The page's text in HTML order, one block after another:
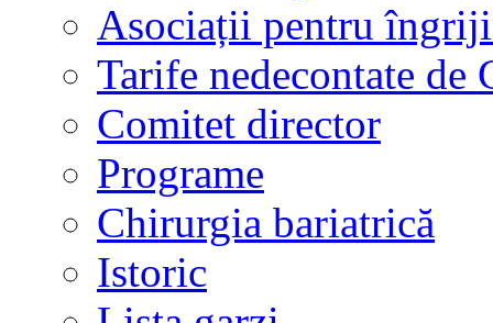
Asociații pentru
Tarife nedecontate de
Comitet director
Programe
Chirurgia bariatrică
Istoric